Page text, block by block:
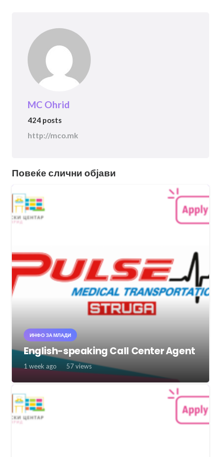
MC Ohrid
424 posts
http://mco.mk
Повеќе слични објави
ИНФО ЗА МЛАДИ
English-speaking Call Center Agent
1 week ago 57views